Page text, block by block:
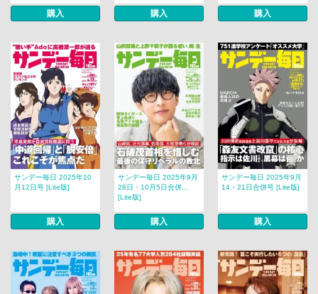
購入 購入 購入
サンデー毎日 2025年10
月12日号 [Lite版]
購入
サンデー毎日 2025年9月
28日・10月5日合併...
[Lite版]
購入
サンデー毎日 2025年9月
14・21日合併号 [Lite版]
購入